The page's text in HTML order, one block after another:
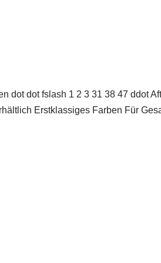
dot dot fslash 1 2 3 31 38 47 ddot
Erstklassiges Farben Für